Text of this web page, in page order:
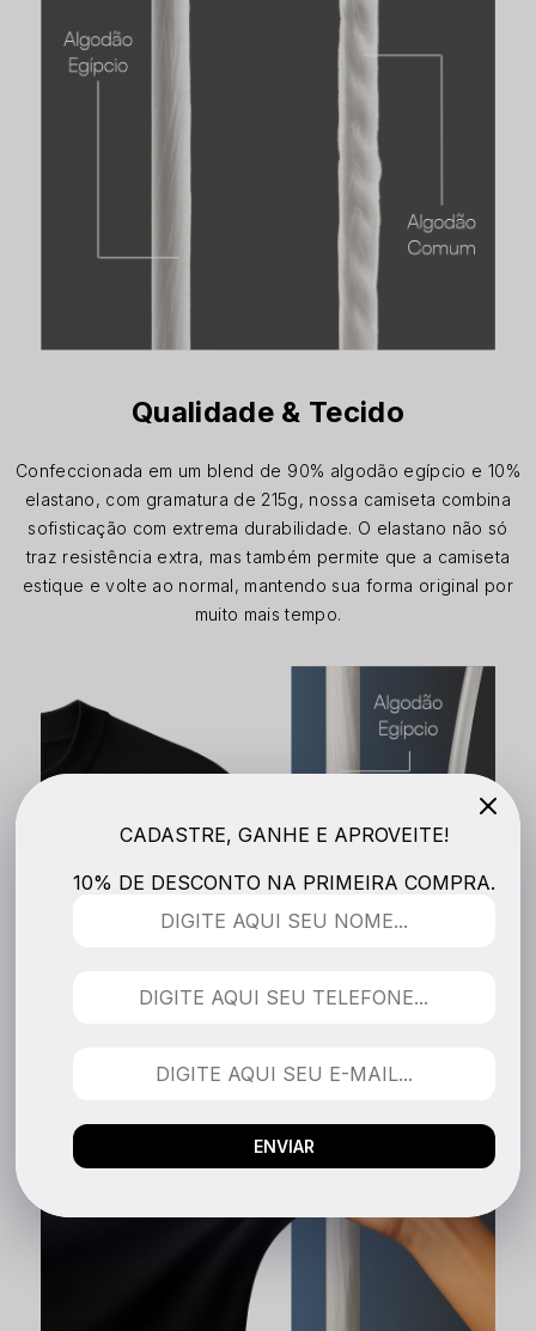
Qualidade & Tecido
Confeccionada em um blend de 90% algodão egípcio e 10%
elastano, com gramatura de 215g, nossa camiseta combina
sofisticação com extrema durabilidade. O elastano não só
traz resistência extra, mas também permite que a camiseta
estique e volte ao normal, mantendo sua forma original por
muito mais tempo.
CADASTRE, GANHE E APROVEITE!
10% DE DESCONTO NA PRIMEIRA COMPRA.
ENVIAR